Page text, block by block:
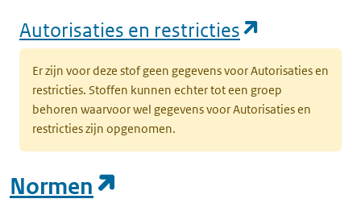
Autorisaties en restricties
Er zijn voor deze stof geen gegevens voor Autorisaties en
restricties. Stoffen kunnen echter tot een groep
behoren waarvoor wel gegevens voor Autorisaties en
restricties zijn opgenomen.
Normen